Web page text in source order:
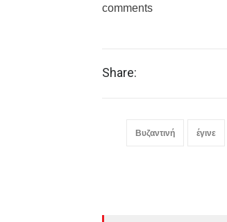
comments
Share:
Βυζαντινή έγινε